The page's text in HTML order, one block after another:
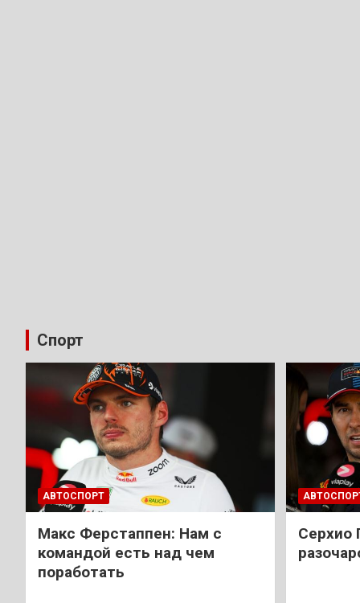
Спорт
АВТОСПОРТ
Макс Ферстаппен: Нам с
командой есть над чем
поработать
Cерхио